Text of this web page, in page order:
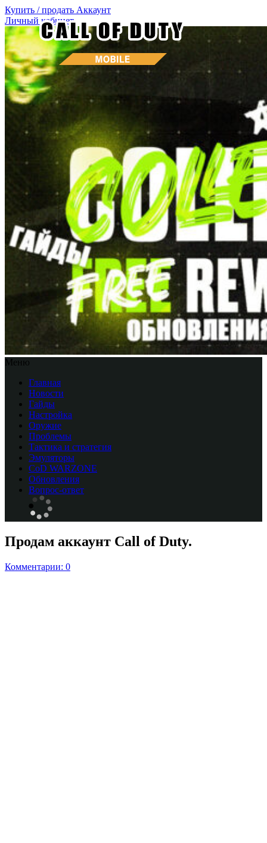
Купить / продать Аккаунт
Личный кабинет
Меню
Главная
Новости
Гайды
Настройка
Оружие
Проблемы
Тактика и стратегия
Эмуляторы
CоD WARZONE
Обновления
Вопрос-ответ
Продам аккаунт Call of Duty.
Комментарии: 0